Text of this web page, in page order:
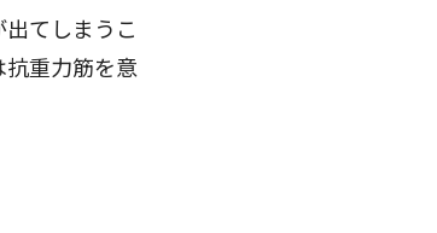
てしまうこ
重力筋を意